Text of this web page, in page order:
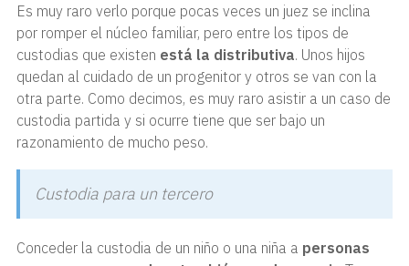
Es muy raro verlo porque pocas veces un juez se inclina
por romper el núcleo familiar, pero entre los tipos de
custodias que existen está la distributiva. Unos hijos
quedan al cuidado de un progenitor y otros se van con la
otra parte. Como decimos, es muy raro asistir a un caso de
custodia partida y si ocurre tiene que ser bajo un
razonamiento de mucho peso.
Custodia para un tercero
Conceder la custodia de un niño o una niña a personas